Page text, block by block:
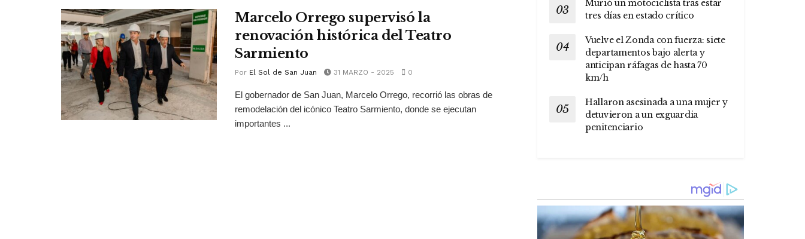
Marcelo Orrego supervisó la
renovación histórica del Teatro
Sarmiento
Por El Sol de San Juan 31 MARZO - 2025 0
El gobernador de San Juan, Marcelo Orrego, recorrió las obras de
remodelación del icónico Teatro Sarmiento, donde se ejecutan
importantes ...
Murió un motociclista tras estar
tres días en estado crítico
Vuelve el Zonda con fuerza: siete
departamentos bajo alerta y
anticipan ráfagas de hasta 70
km/h
Hallaron asesinada a una mujer y
detuvieron a un exguardia
penitenciario